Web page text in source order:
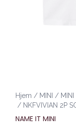
Hjem / MINI /
/ NKFVIVIAN 2P
NAME IT MINI